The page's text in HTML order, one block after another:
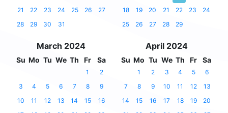
21
22 23 24 25 26
27
28
29 30 31
18
19 20 21 22 23
24
25
26 27 28 29
March 2024
Su Mo Tu We Th Fr Sa
1
2
3
4 5 6 7 8
9
10
11 12 13 14 15
16
April 2024
Su Mo Tu We Th Fr Sa
1 2 3 4 5
6
7
8 9 10 11 12
13
14
15 16 17 18 19
20